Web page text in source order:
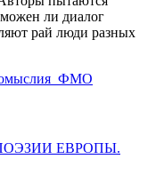
ли диалог
рай люди разных
ЕВРОПЫ.